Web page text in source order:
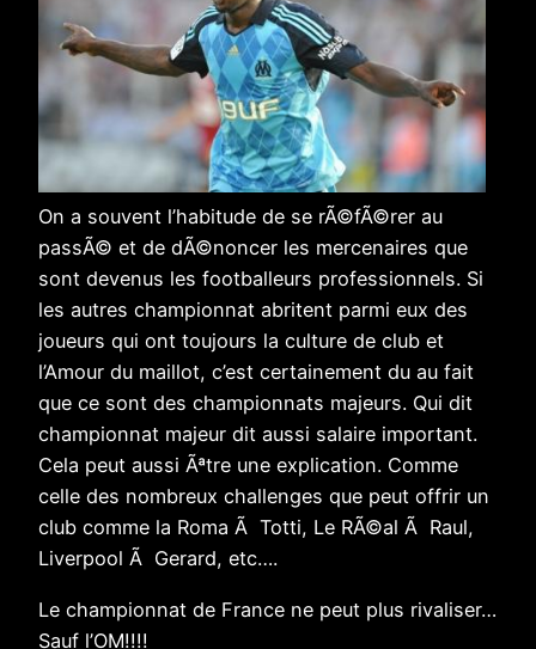
On a souvent l’habitude de se rÃ©fÃ©rer au
passÃ© et de dÃ©noncer les mercenaires que
sont devenus les footballeurs professionnels. Si
les autres championnat abritent parmi eux des
joueurs qui ont toujours la culture de club et
l’Amour du maillot, c’est certainement du au fait
que ce sont des championnats majeurs. Qui dit
championnat majeur dit aussi salaire important.
Cela peut aussi Ãªtre une explication. Comme
celle des nombreux challenges que peut offrir un
club comme la Roma Ã Totti, Le RÃ©al Ã Raul,
Liverpool Ã Gerard, etc….
Le championnat de France ne peut plus rivaliser…
Sauf l’OM!!!!